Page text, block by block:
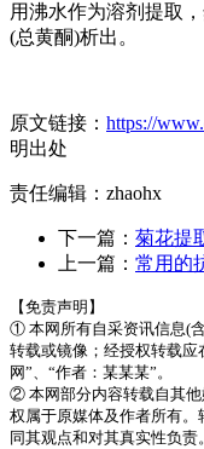
用沸水作为溶剂提取
(总黄酮)析出。
原文链接： https://
明出处
责任编辑：zhaohx
下一篇： 菊花提
上一篇： 常用的
【免责声明】
① 本网所有自采资讯信息(
转载或镜像；经授权转载
网”、“作者：某某某”。
② 本网部分内容转载自其
权属于原媒体及作者所有
同其观点和对其真实性负责。